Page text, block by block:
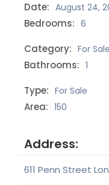
Date: August 24,
Bedrooms: 6
Category: For Sale
Bathrooms: 1
Type: For Sale
Area: 150
Address:
611 Penn Street